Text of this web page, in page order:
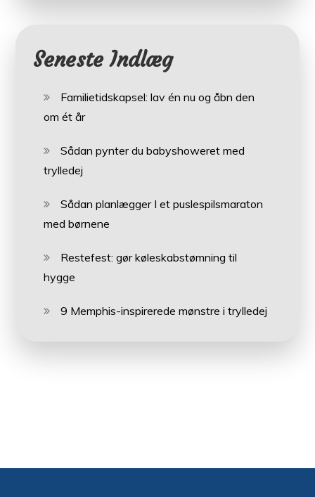
Seneste Indlæg
Familietidskapsel: lav én nu og åbn den
om ét år
Sådan pynter du babyshoweret med
trylledej
Sådan planlægger I et puslespilsmaraton
med børnene
Restefest: gør køleskabstømning til
hygge
9 Memphis-inspirerede mønstre i trylledej